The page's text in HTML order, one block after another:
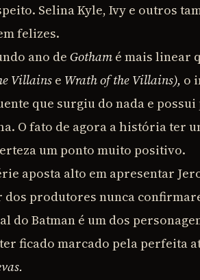
Selina Kyle, Ivy e outros
felizes.
ano de Gotham é mais linear
Villains e Wrath of the Villains), o
que surgiu do nada e
O fato de agora a história ter
um ponto muito positivo.
aposta alto em apresentar
dos produtores nunca
do Batman é um dos
ficado marcado pela perfeita